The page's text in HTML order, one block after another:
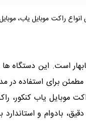
راکت موبایل یاب،
است. این دستگاه ها
برای استفاده در
موبایل یاب کنکور،
بادوام و